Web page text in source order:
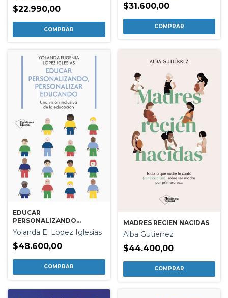
$22.990,00 $31.600,00
EDUCAR
PERSONALIZANDO
PERSONALIZAR
EDUCANDO
Yolanda E. Lopez Iglesias
$48.600,00
MADRES RECIEN NACIDAS
Alba Gutierrez
$44.400,00